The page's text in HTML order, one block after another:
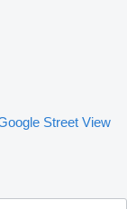
Street View